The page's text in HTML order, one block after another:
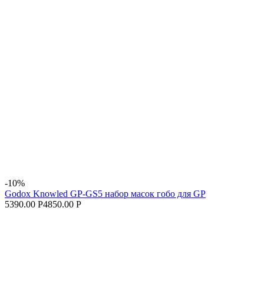
-10%
Godox Knowled GP-GS5 набор масок гобо для GP
5390.00 Р4850.00 Р